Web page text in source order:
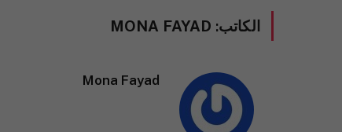
الكاتب: MONA FAYAD
Mona Fayad